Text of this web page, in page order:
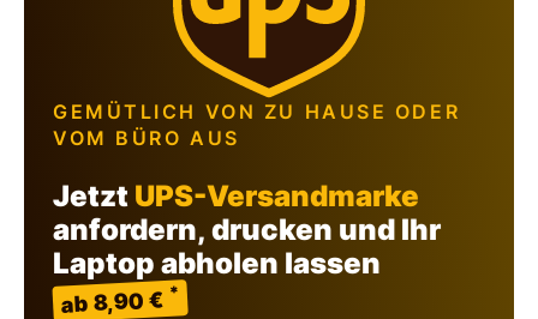
GEMÜTLICH VON ZU HAUSE ODER
VOM BÜRO AUS
Jetzt UPS-Versandmarke
anfordern, drucken und Ihr
Laptop abholen lassen
ab 8,90 € *